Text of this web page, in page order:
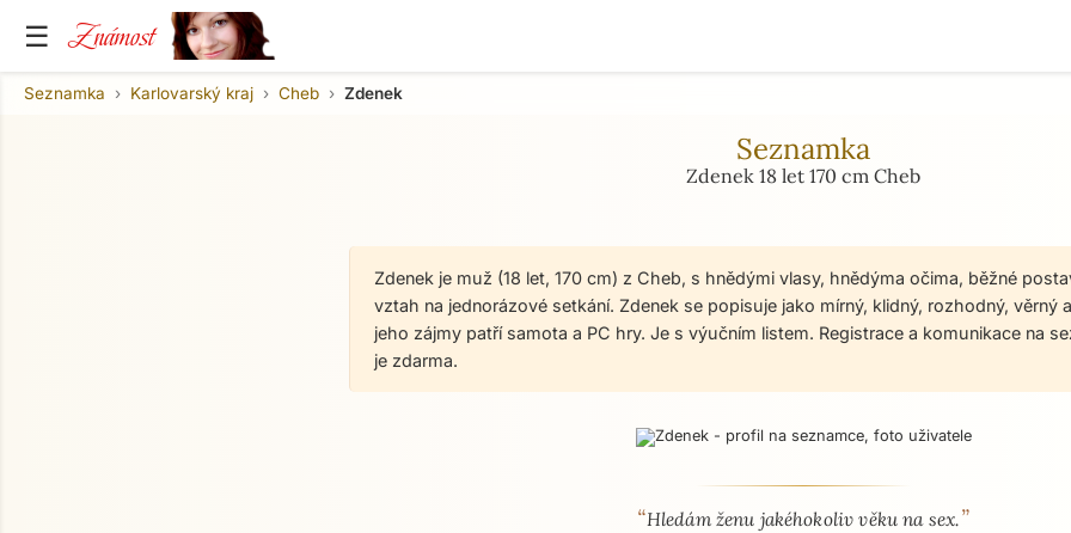
☰ Známost
Seznamka Karlovarský kraj Cheb Zdenek
Seznamka
Zdenek 18 let 170 cm Cheb
Zdenek je muž (18 let, 170 cm) z Cheb, s hnědými vlasy, hnědýma očima, běžné
vztah na jednorázové setkání. Zdenek se popisuje jako mírný, klidný, rozhodný, věrný
jeho zájmy patří samota a PC hry. Je s výučním listem. Registrace a komunikace na
je zdarma.
O mně - seznamka profil
“Hledám ženu jakéhokoliv věku na sex.”